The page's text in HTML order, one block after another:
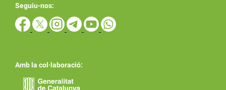
Seguiu-nos:
Amb la col·laboració: